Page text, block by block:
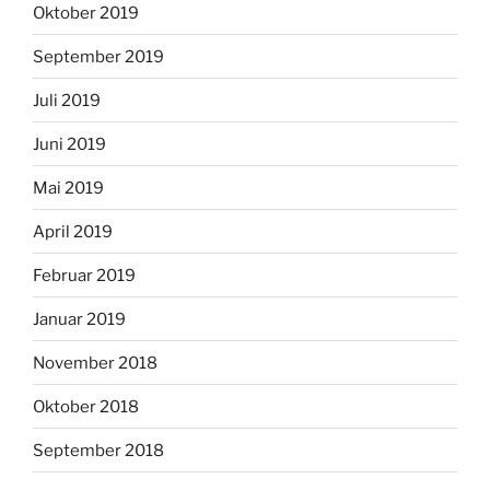
Oktober 2019
September 2019
Juli 2019
Juni 2019
Mai 2019
April 2019
Februar 2019
Januar 2019
November 2018
Oktober 2018
September 2018